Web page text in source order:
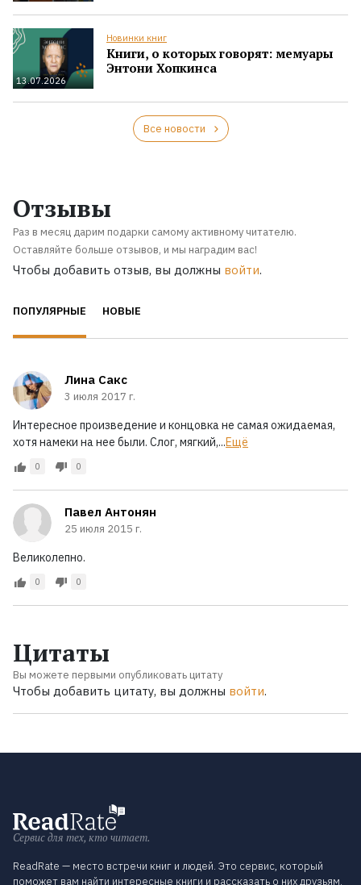
13.07.2026
Новинки книг
Книги, о которых говорят: мемуары
Энтони Хопкинса
Все новости
Отзывы
Раз в месяц дарим подарки самому активному читателю.
Оставляйте больше отзывов, и мы наградим вас!
Чтобы добавить отзыв, вы должны войти.
ПОПУЛЯРНЫЕ НОВЫЕ
Лина Сакс
3 июля 2017 г.
Интересное произведение и концовка не самая ожидаемая,
хотя намеки на нее были. Слог, мягкий,...Ещё
0 0
Павел Антонян
25 июля 2015 г.
Великолепно.
0 0
Цитаты
Вы можете первыми опубликовать цитату
Чтобы добавить цитату, вы должны войти.
Сервис для тех, кто читает.
ReadRate — место встречи книг и людей. Это сервис, который
поможет вам найти интересные книги и рассказать о них друзьям.